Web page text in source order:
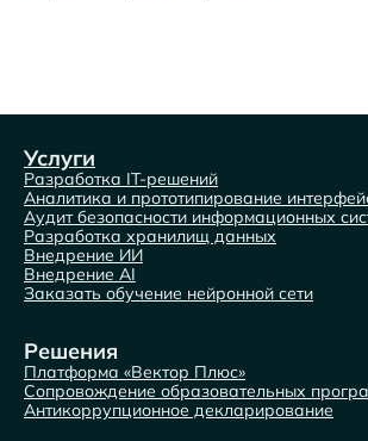
Услуги
Разработка IT-решений
Аналитика и прототипирование
Аудит безопасности информационных
Разработка хранилищ данных
Внедрение ИИ
Внедрение AI
Заказать обучение нейронной сети
Решения
Платформа «Вектор Плюс»
Сопровождение образовательных
Антикоррупционное декларирование